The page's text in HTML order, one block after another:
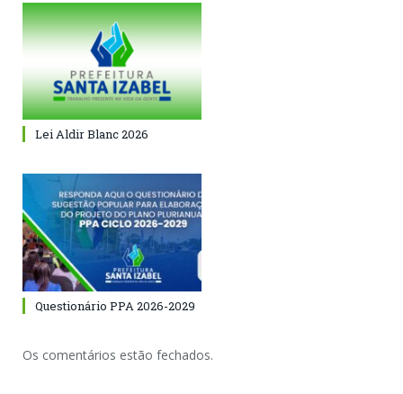
Lei Aldir Blanc 2026
Questionário PPA 2026-2029
Os comentários estão fechados.